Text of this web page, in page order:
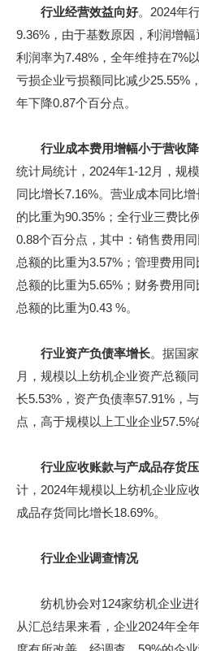
行业经营效益向好。2024年
9.36%，由于基数原因，利润增
利润率为7.48%，全年维持在7%
亏损企业亏损额同比减少25.55%
年下降0.87个百分点。
行业成本费用增幅小于营收
统计局统计，2024年1-12月，规
同比增长7.16%。营业成本同比
的比重为90.35%；全行业三费比
0.88个百分点，其中：销售费用
总额的比重为3.57%；管理费用
总额的比重为5.65%；财务费用
总额的比重为0.43 %。
行业资产负债率增长。据国
月，规模以上纺机企业资产总额
长5.53%，资产负债率57.91%，
点，高于规模以上工业企业57.5%
行业应收账款与产成品存货
计，2024年规模以上纺机企业应
成品存货同比增长18.69%。
行业企业调查情况
纺机协会对124家纺机企业进
从汇总结果来看，企业2024年全